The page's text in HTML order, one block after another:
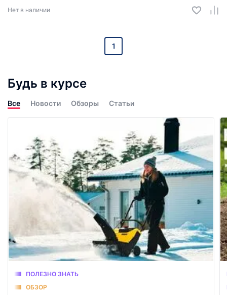
Нет в наличии
1
Будь в курсе
Все Новости Обзоры Статьи
ПОЛЕЗНО ЗНАТЬ
ОБЗОР